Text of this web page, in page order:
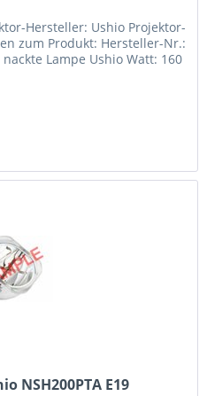
Hersteller: Ushio Projektor-
zum Produkt: Hersteller-Nr.:
Lampe Ushio Watt: 160
NSH200PTA E19